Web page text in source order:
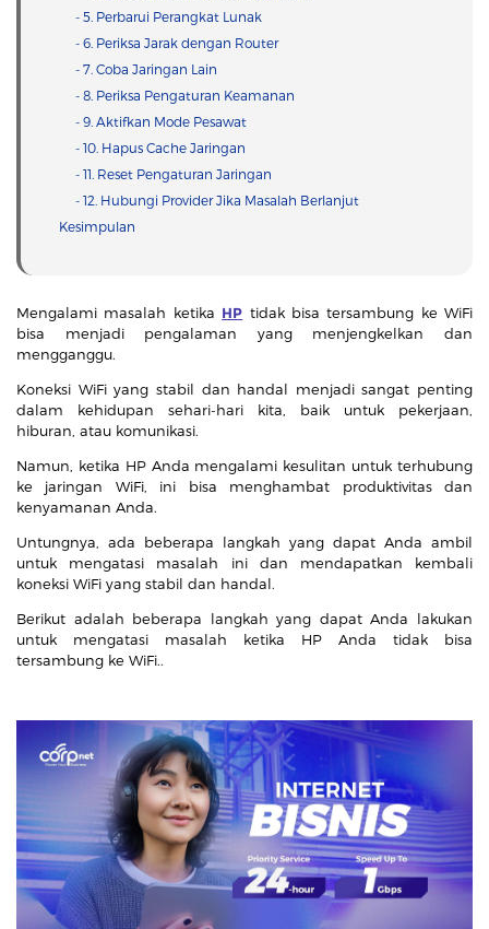
- 5. Perbarui Perangkat Lunak
- 6. Periksa Jarak dengan Router
- 7. Coba Jaringan Lain
- 8. Periksa Pengaturan Keamanan
- 9. Aktifkan Mode Pesawat
- 10. Hapus Cache Jaringan
- 11. Reset Pengaturan Jaringan
- 12. Hubungi Provider Jika Masalah Berlanjut
Kesimpulan
Mengalami masalah ketika HP tidak bisa tersambung ke WiFi
bisa menjadi pengalaman yang menjengkelkan dan
mengganggu.
Koneksi WiFi yang stabil dan handal menjadi sangat penting
dalam kehidupan sehari-hari kita, baik untuk pekerjaan,
hiburan, atau komunikasi.
Namun, ketika HP Anda mengalami kesulitan untuk terhubung
ke jaringan WiFi, ini bisa menghambat produktivitas dan
kenyamanan Anda.
Untungnya, ada beberapa langkah yang dapat Anda ambil
untuk mengatasi masalah ini dan mendapatkan kembali
koneksi WiFi yang stabil dan handal.
Berikut adalah beberapa langkah yang dapat Anda lakukan
untuk mengatasi masalah ketika HP Anda tidak bisa
tersambung ke WiFi..